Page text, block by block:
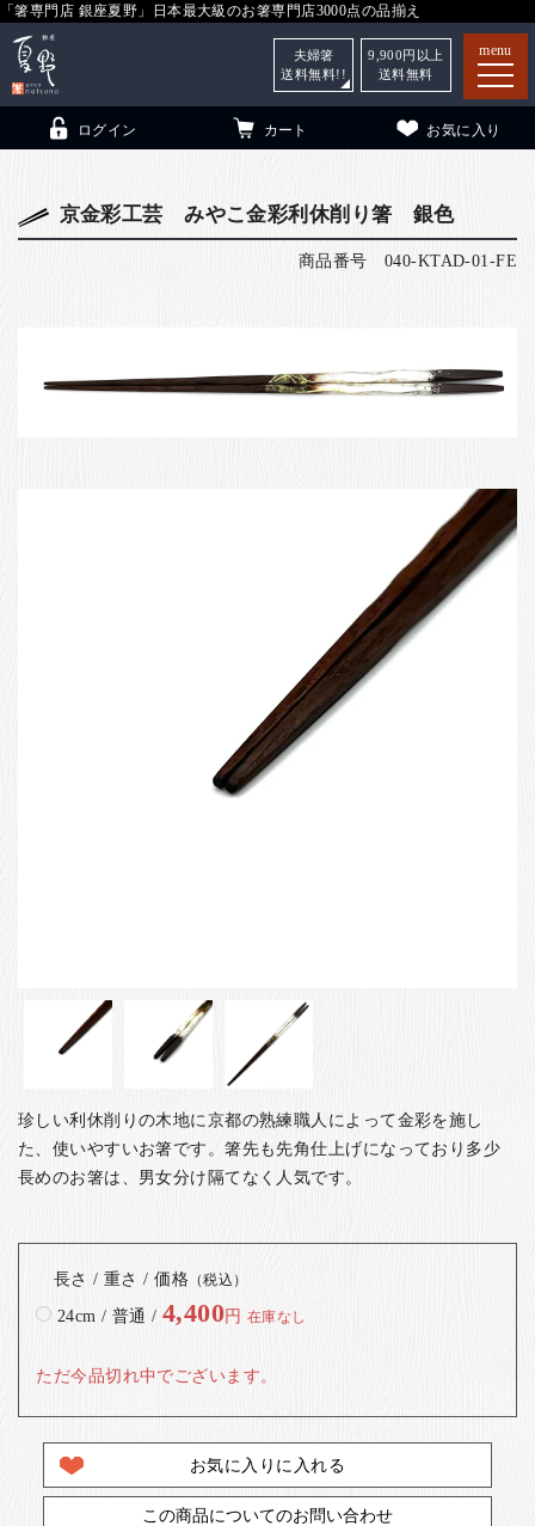
「箸専門店 銀座夏野」日本最大級のお箸専門店3000点の品揃え
menu
ログイン カート お気に入り
夫婦箸
送料無料!!
9,900 円以上
送料無料
京金彩工芸 みやこ金彩利休削り箸 銀色
商品番号 040-KTAD-01-FE
珍しい利休削りの木地に京都の熟練職人によって金彩を施し
た、使いやすいお箸です。箸先も先角仕上げになっており多少
長めのお箸は、男女分け隔てなく人気です。
長さ / 重さ / 価格 （税込）
24cm / 普通 /4,400円 在庫なし
ただ今品切れ中でございます。
お気に入りに入れる
この商品についてのお問い合わせ